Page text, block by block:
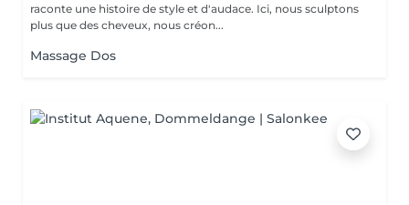
raconte une histoire de style et d'audace. Ici, nous sculptons
plus que des cheveux, nous créon...
Massage Dos